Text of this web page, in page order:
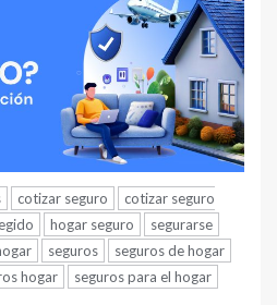
cotizar seguro
cotizar seguro
hogar seguro
segurarse
seguros
seguros de hogar
hogar
seguros para el hogar